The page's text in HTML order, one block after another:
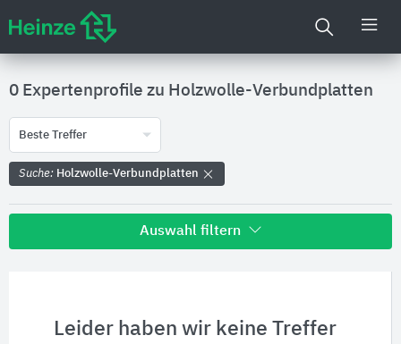
0 Expertenprofile zu Holzwolle-Verbundplatten
Beste Treffer
Suche: Holzwolle-Verbundplatten
Auswahl filtern
Leider haben wir keine Treffer